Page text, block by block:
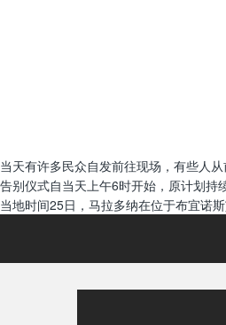
当天有许多民众自发前往现场，有些人
告别仪式自当天上午6时开始，原计划持
当地时间25日，马拉多纳在位于布宜诺